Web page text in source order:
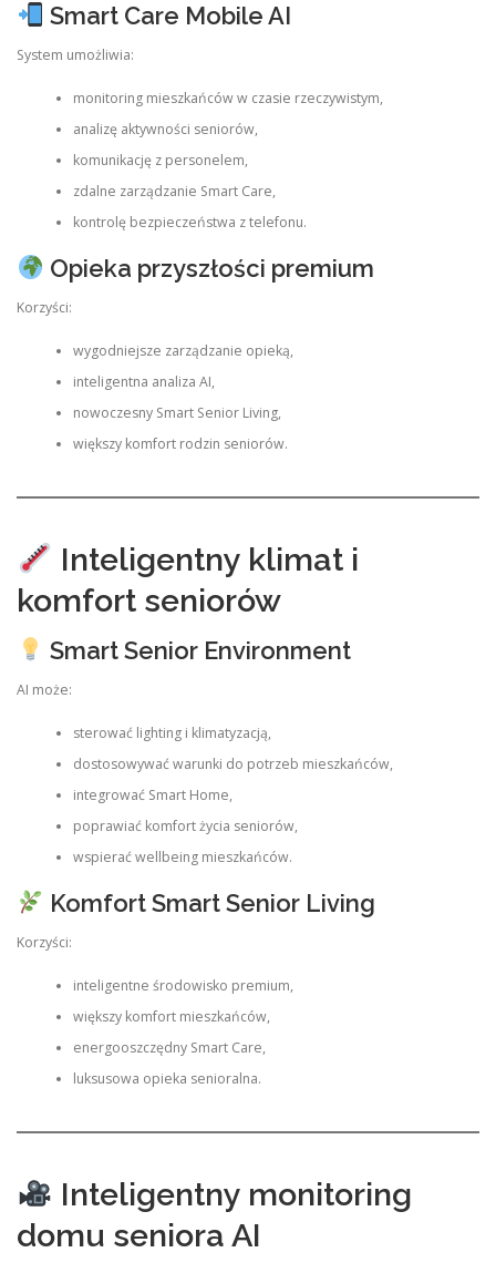
Smart Care Mobile AI
System umożliwia:
monitoring mieszkańców w czasie rzeczywistym,
analizę aktywności seniorów,
komunikację z personelem,
zdalne zarządzanie Smart Care,
kontrolę bezpieczeństwa z telefonu.
Opieka przyszłości premium
Korzyści:
wygodniejsze zarządzanie opieką,
inteligentna analiza AI,
nowoczesny Smart Senior Living,
większy komfort rodzin seniorów.
Inteligentny klimat i
komfort seniorów
Smart Senior Environment
AI może:
sterować lighting i klimatyzacją,
dostosowywać warunki do potrzeb mieszkańców,
integrować Smart Home,
poprawiać komfort życia seniorów,
wspierać wellbeing mieszkańców.
Komfort Smart Senior Living
Korzyści:
inteligentne środowisko premium,
większy komfort mieszkańców,
energooszczędny Smart Care,
luksusowa opieka senioralna.
Inteligentny monitoring
domu seniora AI